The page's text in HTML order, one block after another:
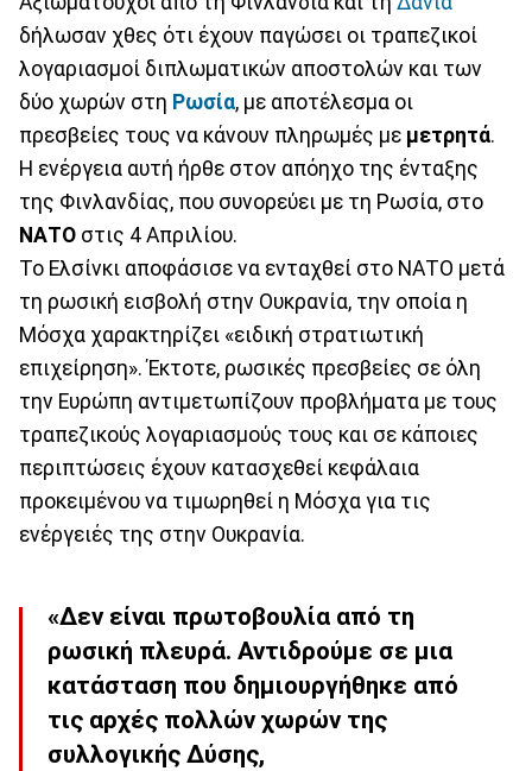
δήλωσαν χθες ότι έχουν παγώσει οι τραπεζικοί
λογαριασμοί διπλωματικών αποστολών και των
δύο χωρών στη Ρωσία, με αποτέλεσμα οι
πρεσβείες τους να κάνουν πληρωμές με μετρητά.
Η ενέργεια αυτή ήρθε στον απόηχο της ένταξης
της Φινλανδίας, που συνορεύει με τη Ρωσία, στο
ΝΑΤΟ στις 4 Απριλίου.
Το Ελσίνκι αποφάσισε να ενταχθεί στο ΝΑΤΟ μετά
τη ρωσική εισβολή στην Ουκρανία, την οποία η
Μόσχα χαρακτηρίζει «ειδική στρατιωτική
επιχείρηση». Έκτοτε, ρωσικές πρεσβείες σε όλη
την Ευρώπη αντιμετωπίζουν προβλήματα με τους
τραπεζικούς λογαριασμούς τους και σε κάποιες
περιπτώσεις έχουν κατασχεθεί κεφάλαια
προκειμένου να τιμωρηθεί η Μόσχα για τις
ενέργειές της στην Ουκρανία.
«Δεν είναι πρωτοβουλία από τη
ρωσική πλευρά. Αντιδρούμε σε μια
κατάσταση που δημιουργήθηκε από
τις αρχές πολλών χωρών της
συλλογικής Δύσης,